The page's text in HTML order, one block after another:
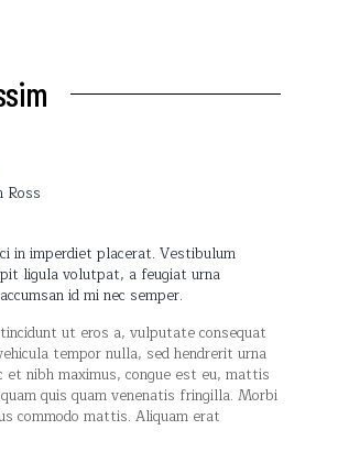
Ross
in imperdiet placerat. Vestibulum
ligula volutpat, a feugiat urna
id mi nec semper.
ut eros a, vulputate consequat
tempor nulla, sed hendrerit urna
et nibh maximus, congue est eu, mattis
quis quam venenatis fringilla. Morbi
commodo mattis. Aliquam erat